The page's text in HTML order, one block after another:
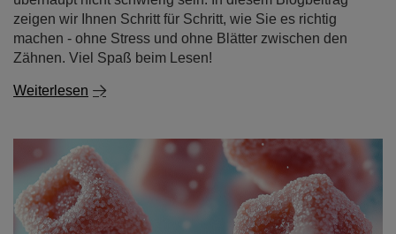
zeigen wir Ihnen Schritt für Schritt, wie Sie es richtig
machen - ohne Stress und ohne Blätter zwischen den
Zähnen. Viel Spaß beim Lesen!
Weiterlesen